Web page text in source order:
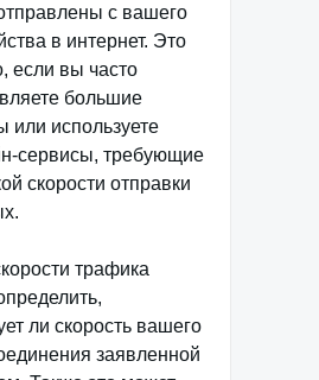
с вашего
в интернет. Это
если вы часто
большие
или используете
сервисы, требующие
скорости отправки
трафика
ли скорость вашего
заявленной